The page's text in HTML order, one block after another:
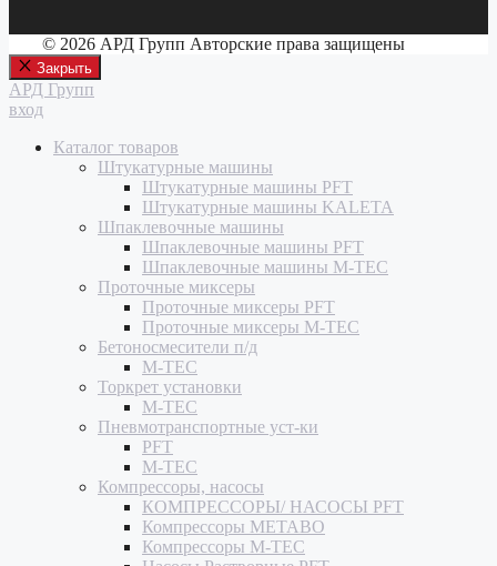
© 2026 АРД Групп Авторские права защищены
Закрыть
АРД Групп
вход
Каталог товаров
Штукатурные машины
Штукатурные машины PFT
Штукатурные машины KALETA
Шпаклевочные машины
Шпаклевочные машины PFT
Шпаклевочные машины M-TEC
Проточные миксеры
Проточные миксеры PFT
Проточные миксеры M-TEC
Бетоносмесители п/д
M-TEC
Торкрет установки
M-TEC
Пневмотранспортные уст-ки
PFT
M-TEC
Компрессоры, насосы
КОМПРЕССОРЫ/ НАСОСЫ PFT
Компрессоры METABO
Компрессоры M-TEC